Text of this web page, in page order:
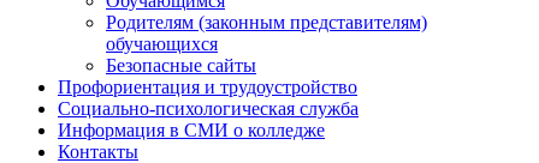
Родителям (законным представителям)
обучающихся
Безопасные сайты
Профориентация и трудоустройство
Социально-психологическая служба
Информация в СМИ о колледже
Контакты